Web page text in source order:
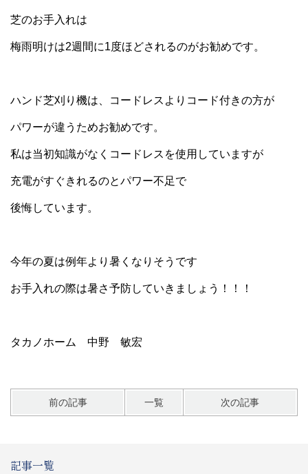
芝のお手入れは
梅雨明けは2週間に1度ほどされるのがお勧めです。
ハンド芝刈り機は、コードレスよりコード付きの方が
パワーが違うためお勧めです。
私は当初知識がなくコードレスを使用していますが
充電がすぐきれるのとパワー不足で
後悔しています。
今年の夏は例年より暑くなりそうです
お手入れの際は暑さ予防していきましょう！！！
タカノホーム 中野 敏宏
前の記事 一覧 次の記事
記事一覧